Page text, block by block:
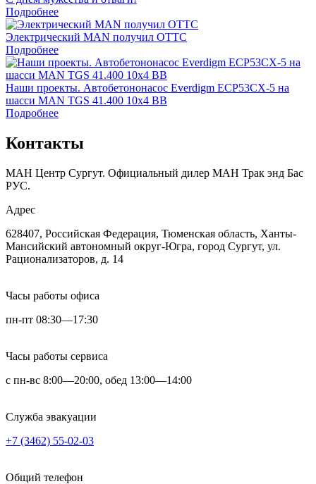
Подробнее
Электрический MAN получил ОТТС
Подробнее
Наши проекты. Автобетононасос Everdigm ECP53CX-5 на
шасси MAN TGS 41.400 10x4 BB
Подробнее
Контакты
МАН Центр Сургут. Официальный дилер МАН Трак энд Бас
РУС.
Адрес
628407, Российская Федерация, Тюменская область, Ханты-
Мансийский автономный округ-Югра, город Сургут, ул.
Рационализаторов, д. 14
Часы работы офиса
пн-пт 08:30—17:30
Часы работы сервиса
с пн-вс 8:00—20:00, обед 13:00—14:00
Служба эвакуации
+7 (3462) 55-02-03
Общий телефон